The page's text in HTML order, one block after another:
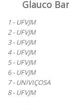
Glauco
1 - UFVJM
2 - UFVJM
3 - UFVJM
4 - UFVJM
5 - UFVJM
6 - UFVJM
7 - UNIVIÇOSA
8 - UFVJM